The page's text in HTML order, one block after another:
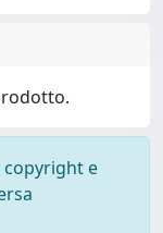
copyright e